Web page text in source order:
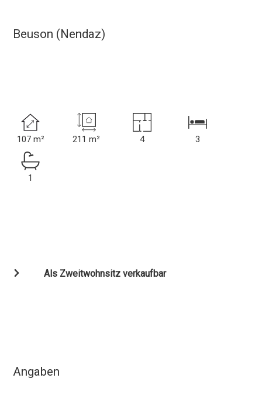
Beuson (Nendaz)
107 m² 211 m² 4 3
1
Als Zweitwohnsitz verkaufbar
Angaben